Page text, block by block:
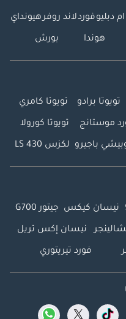
دبليوفوردلاند روفرهيونداي
هوندا بورش
تويوتا برادو تويوتا كامري
موستانج تويوتا كورولا
باجيرو لكزس LS 430
نيسان كيكس جيتور G700
نيسان إكس تريل
فورد تيريتوري